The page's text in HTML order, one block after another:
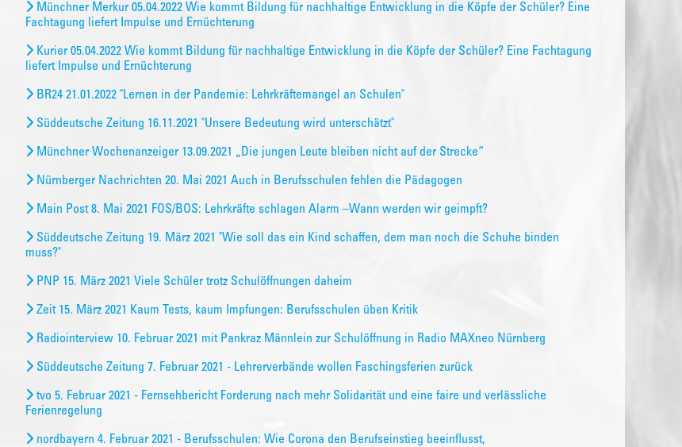
Münchner Merkur 05.04.2022 Wie kommt Bildung für nachhaltige Entwicklung in die Köpfe der Schüler? Eine
Fachtagung liefert Impulse und Ernüchterung
Kurier 05.04.2022 Wie kommt Bildung für nachhaltige Entwicklung in die Köpfe der Schüler? Eine Fachtagung
liefert Impulse und Ernüchterung
BR24 21.01.2022 "Lernen in der Pandemie: Lehrkräftemangel an Schulen"
Süddeutsche Zeitung 16.11.2021 "Unsere Bedeutung wird unterschätzt"
Münchner Wochenanzeiger 13.09.2021 „Die jungen Leute bleiben nicht auf der Strecke“
Nürnberger Nachrichten 20. Mai 2021 Auch in Berufsschulen fehlen die Pädagogen
Main Post 8. Mai 2021 FOS/BOS: Lehrkräfte schlagen Alarm –Wann werden wir geimpft?
Süddeutsche Zeitung 19. März 2021 "Wie soll das ein Kind schaffen, dem man noch die Schuhe binden
muss?"
PNP 15. März 2021 Viele Schüler trotz Schulöffnungen daheim
Zeit 15. März 2021 Kaum Tests, kaum Impfungen: Berufsschulen üben Kritik
Radiointerview 10. Februar 2021 mit Pankraz Männlein zur Schulöffnung in Radio MAXneo Nürnberg
Süddeutsche Zeitung 7. Februar 2021 - Lehrerverbände wollen Faschingsferien zurück
tvo 5. Februar 2021 - Fernsehbericht Forderung nach mehr Solidarität und eine faire und verlässliche
Ferienregelung
nordbayern 4. Februar 2021 - Berufsschulen: Wie Corona den Berufseinstieg beeinflusst,